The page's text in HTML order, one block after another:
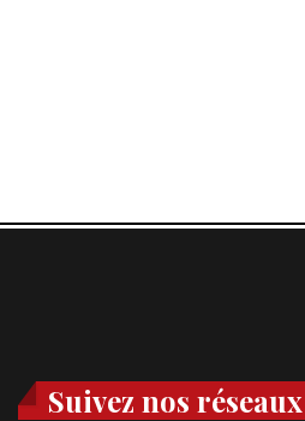
Suivez nos